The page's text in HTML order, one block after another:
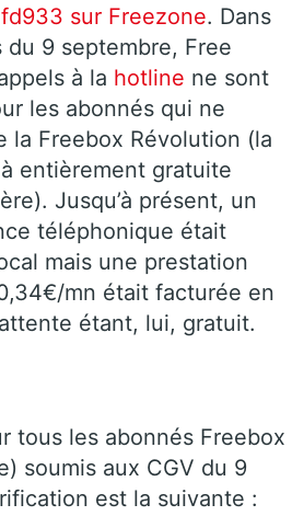
fd933 sur Freezone. Dans
9 septembre, Free
à la hotline ne sont
les abonnés qui ne
la Freebox Révolution (la
entièrement gratuite
Jusqu’à présent, un
téléphonique était
mais une prestation
mn était facturée en
étant, lui, gratuit.
tous les abonnés Freebox
soumis aux CGV du 9
est la suivante :